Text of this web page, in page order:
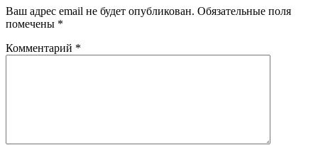
Ваш адрес email не будет опубликован. Обязательные поля
помечены *
Комментарий *